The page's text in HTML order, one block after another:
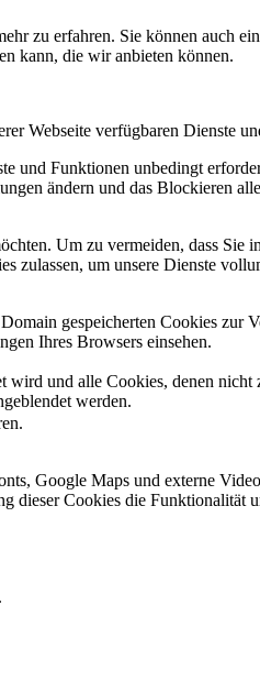
zu erfahren. Sie können auch
kann, die wir anbieten können.
Webseite verfügbaren Dienste
und Funktionen unbedingt
ändern und das Blockieren
Um zu vermeiden, dass
zulassen, um unsere Dienste
gespeicherten Cookies
Ihres Browsers einsehen.
und alle Cookies, denen
werden.
Google Maps und externe
dieser Cookies die